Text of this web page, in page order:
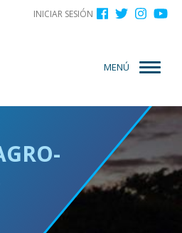
Menú
cuenta
usuario
INICIAR SESIÓN
MENÚ